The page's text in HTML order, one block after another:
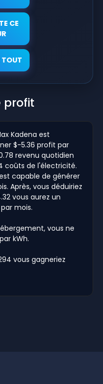
CE
TOUT
profit
Kadena est
$-5.36 profit par
revenu quotidien
coûts de l'électricité.
capable de générer
Après, vous déduiriez
vous aurez un
mois.
vous ne
kWh.
vous gagneriez